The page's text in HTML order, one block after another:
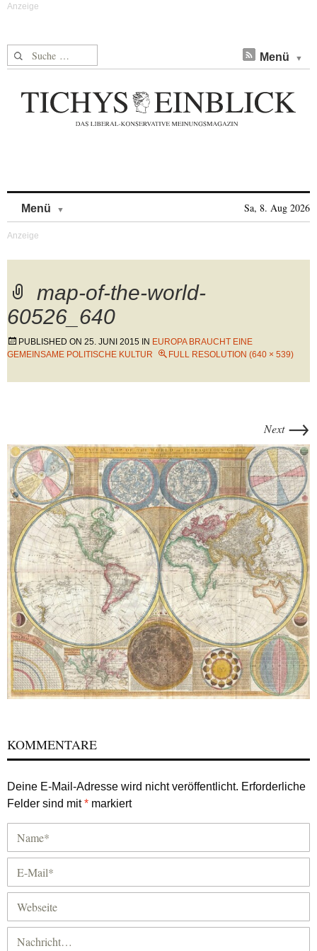
Suche nach: Menü
Menü Sa, 8. Aug 2026
map-of-the-world-
60526_640
PUBLISHED ON 25. JUNI 2015 IN EUROPA BRAUCHT EINE
GEMEINSAME POLITISCHE KULTUR
FULL RESOLUTION (640 × 539)
Next →
KOMMENTARE
Deine E-Mail-Adresse wird nicht veröffentlicht. Erforderliche
Felder sind mit* markiert